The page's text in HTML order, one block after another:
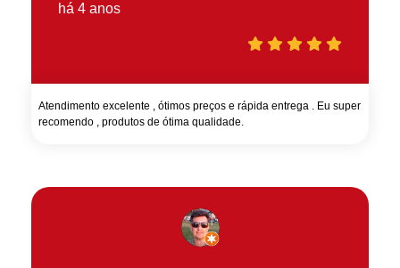
há 4 anos
Atendimento excelente , ótimos preços e rápida entrega . Eu super
recomendo , produtos de ótima qualidade.